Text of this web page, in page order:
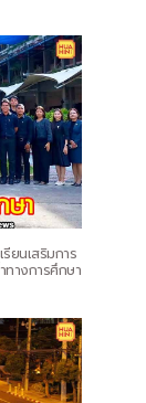
ยนเสริมการ
ทางการศึกษา